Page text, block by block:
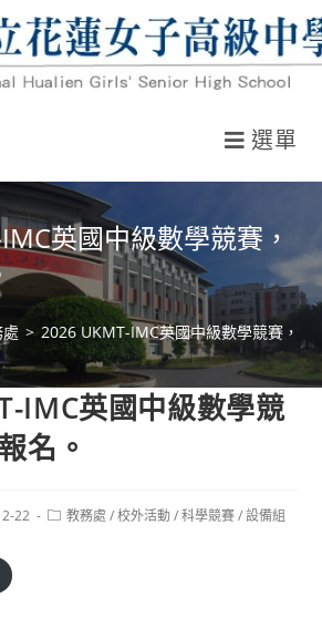
選單
英國中級數學競賽，
> 2026 UKMT-IMC英國中級數學競賽，請
IMC英國中級數學競
名。
22
Post教務處 / 校外活動 / 科學競賽 / 設備組